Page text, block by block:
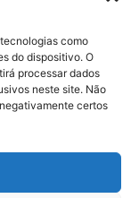
como
do dispositivo. O
processar dados
neste site. Não
certos